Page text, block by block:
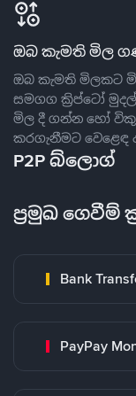
ඔබ කැමති මිල
ඔබ කැමති මිලකට
සමගග ක්‍රිප්ටෝ
මිල දී ගන්න හෝ
කරගැනීමට වෙළෙඳ
P2P බ්ලොග්
ප්‍රමුඛ ගෙවීම්
Bank
PayPay